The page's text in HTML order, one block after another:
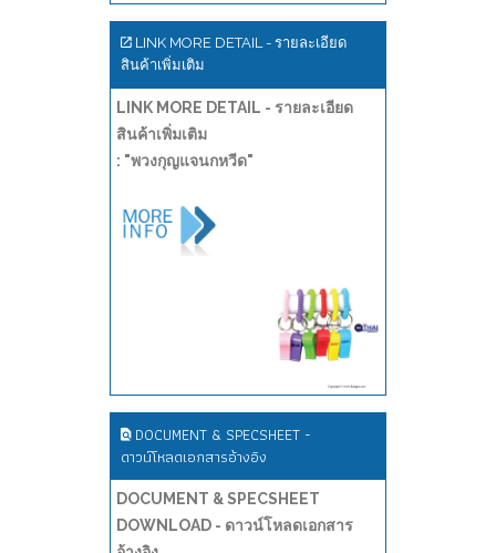
LINK MORE DETAIL - รายละเอียด
สินค้าเพิ่มเติม
LINK MORE DETAIL - รายละเอียด
สินค้าเพิ่มเติม
: "พวงกุญแจนกหวีด"
DOCUMENT & SPECSHEET -
ดาวน์โหลดเอกสารอ้างอิง
DOCUMENT & SPECSHEET
DOWNLOAD - ดาวน์โหลดเอกสาร